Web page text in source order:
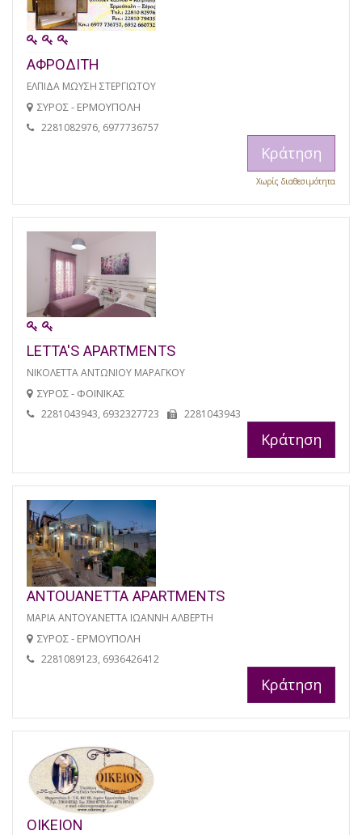
ΑΦΡΟΔΙΤΗ
ΕΛΠΙΔΑ ΜΩΥΣΗ ΣΤΕΡΓΙΩΤΟΥ
ΣΥΡΟΣ - ΕΡΜΟΥΠΟΛΗ
2281082976, 6977736757
Κράτηση
Χωρίς διαθεσιμότητα
LETTA'S APARTMENTS
ΝΙΚΟΛΕΤΤΑ ΑΝΤΩΝΙΟΥ ΜΑΡΑΓΚΟΥ
ΣΥΡΟΣ - ΦΟΙΝΙΚΑΣ
2281043943, 6932327723 2281043943
Κράτηση
ANTOUANETTA APARTMENTS
ΜΑΡΙΑ ΑΝΤΟΥΑΝΕΤΤΑ ΙΩΑΝΝΗ ΑΛΒΕΡΤΗ
ΣΥΡΟΣ - ΕΡΜΟΥΠΟΛΗ
2281089123, 6936426412
Κράτηση
ΟΙΚΕΙΟΝ